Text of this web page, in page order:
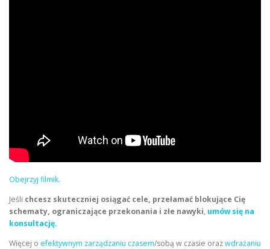
Obejrzyj filmik.
Jeśli chcesz skuteczniej osiągać cele, przełamać blokujące Cię
schematy, ograniczające przekonania i złe nawyki, umów się na
konsultację.
Więcej o efektywnym zarządzaniu czasem/sobą w czasie orazwdrażaniu